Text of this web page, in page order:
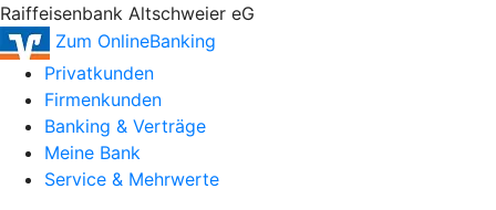
Raiffeisenbank Altschweier eG
Zum OnlineBanking
Privatkunden
Firmenkunden
Banking & Verträge
Meine Bank
Service & Mehrwerte